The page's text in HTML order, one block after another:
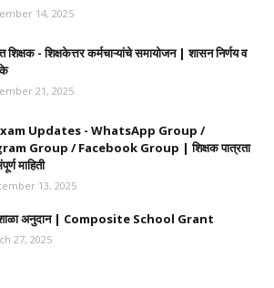
14, 2025
शिक्षक - शिक्षकेत्तर कर्मचाऱ्यांचे समायोजन | शासन निर्णय व
21, 2025
Updates - WhatsApp Group /
Group / Facebook Group | शिक्षक पात्रता
माहिती
13, 2025
अनुदान | Composite School Grant
27, 2025